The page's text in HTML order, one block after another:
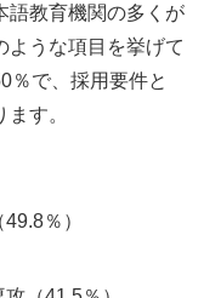
語教育機関の多くが
ような項目を挙げて
％で、採用要件と
す。
％）